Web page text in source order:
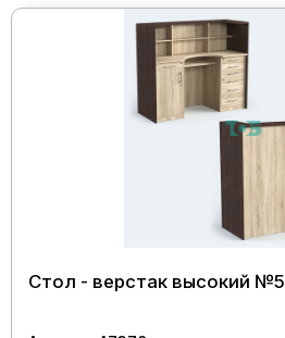
Стол - верстак высокий №5